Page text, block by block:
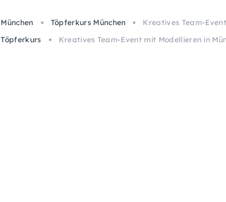
München Töpferkurs München
Kreatives Team-
Töpferkurs Kreatives Team-Event mit Modellieren in